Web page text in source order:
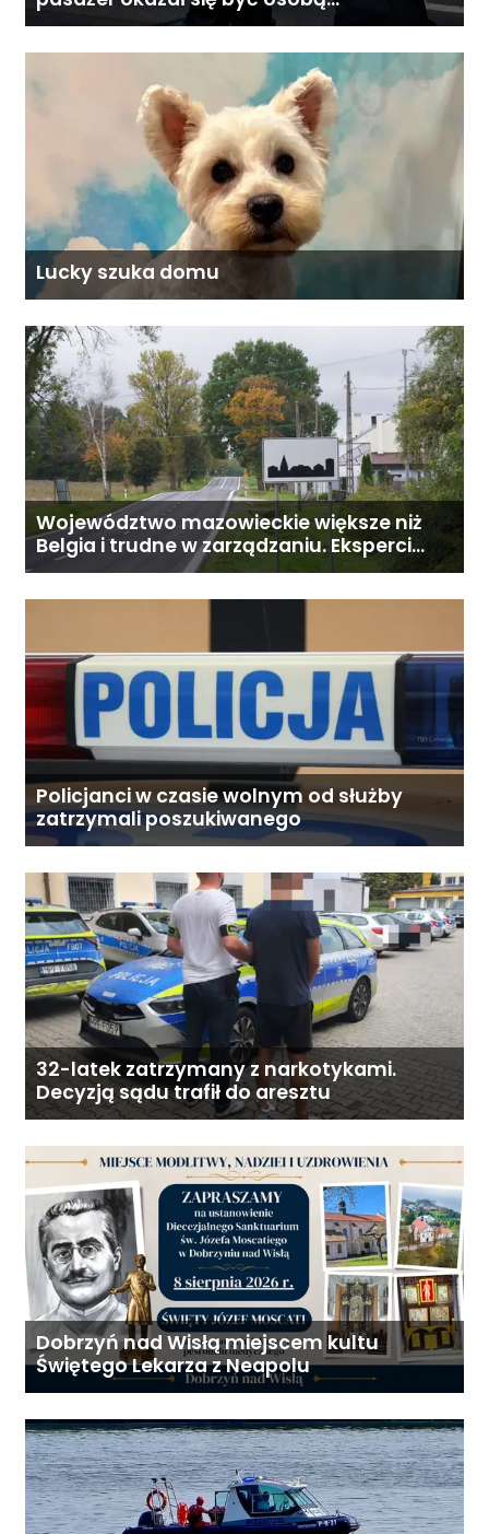
poszukiwaną
Lucky szuka domu
Województwo mazowieckie większe niż
Belgia i trudne w zarządzaniu. Eksperci
proponują podział centralnej Polski
Policjanci w czasie wolnym od służby
zatrzymali poszukiwanego
32-latek zatrzymany z narkotykami.
Decyzją sądu trafił do aresztu
Dobrzyń nad Wisłą miejscem kultu
Świętego Lekarza z Neapolu